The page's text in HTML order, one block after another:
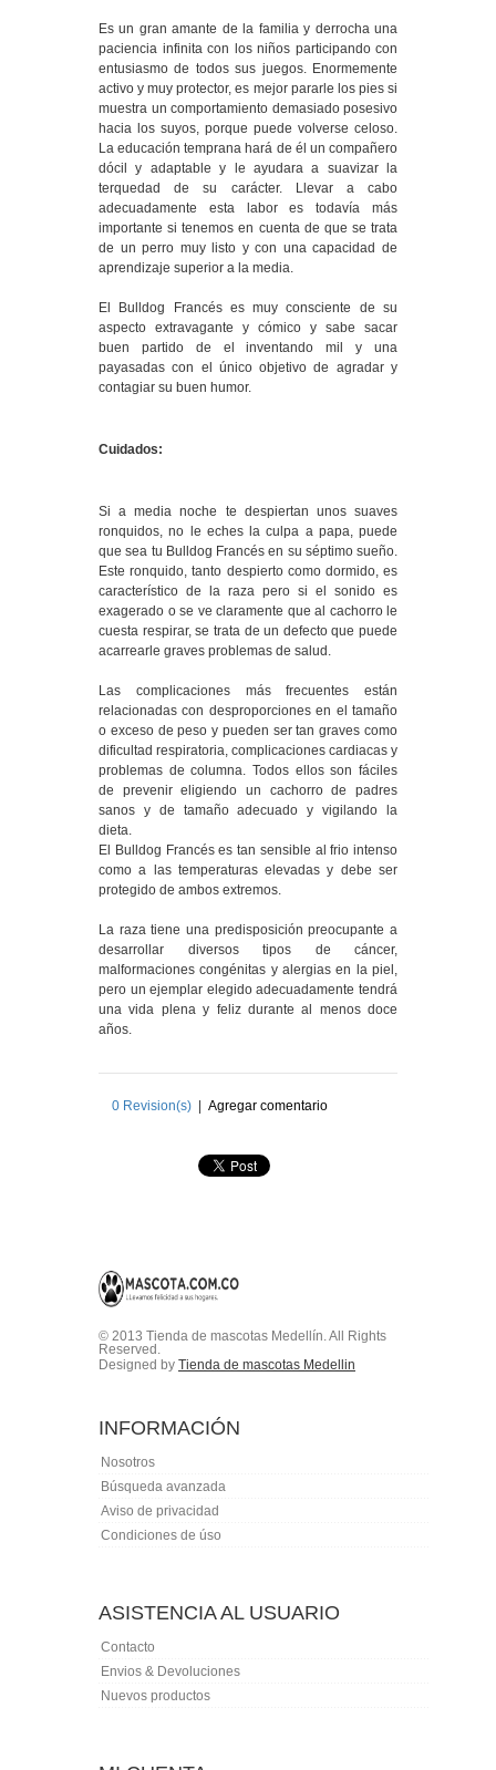
Es un gran amante de la familia y derrocha una
paciencia infinita con los niños participando con
entusiasmo de todos sus juegos. Enormemente
activo y muy protector, es mejor pararle los pies si
muestra un comportamiento demasiado posesivo
hacia los suyos, porque puede volverse celoso.
La educación temprana hará de él un compañero
dócil y adaptable y le ayudara a suavizar la
terquedad de su carácter. Llevar a cabo
adecuadamente esta labor es todavía más
importante si tenemos en cuenta de que se trata
de un perro muy listo y con una capacidad de
aprendizaje superior a la media.
El Bulldog Francés es muy consciente de su
aspecto extravagante y cómico y sabe sacar
buen partido de el inventando mil y una
payasadas con el único objetivo de agradar y
contagiar su buen humor.
Cuidados:
Si a media noche te despiertan unos suaves
ronquidos, no le eches la culpa a papa, puede
que sea tu Bulldog Francés en su séptimo sueño.
Este ronquido, tanto despierto como dormido, es
característico de la raza pero si el sonido es
exagerado o se ve claramente que al cachorro le
cuesta respirar, se trata de un defecto que puede
acarrearle graves problemas de salud.
Las complicaciones más frecuentes están
relacionadas con desproporciones en el tamaño
o exceso de peso y pueden ser tan graves como
dificultad respiratoria, complicaciones cardiacas y
problemas de columna. Todos ellos son fáciles
de prevenir eligiendo un cachorro de padres
sanos y de tamaño adecuado y vigilando la
dieta.
El Bulldog Francés es tan sensible al frio intenso
como a las temperaturas elevadas y debe ser
protegido de ambos extremos.
La raza tiene una predisposición preocupante a
desarrollar diversos tipos de cáncer,
malformaciones congénitas y alergias en la piel,
pero un ejemplar elegido adecuadamente tendrá
una vida plena y feliz durante al menos doce
años.
0 Revision(s) | Agregar comentario
© 2013 Tienda de mascotas Medellín. All Rights
Reserved.
Designed by Tienda de mascotas Medellin
INFORMACIÓN
Nosotros
Búsqueda avanzada
Aviso de privacidad
Condiciones de úso
ASISTENCIA AL USUARIO
Contacto
Envios & Devoluciones
Nuevos productos